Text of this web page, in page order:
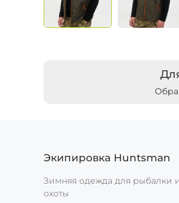
Экипировка Huntsman
Зимняя одежда для рыбалки и
охоты